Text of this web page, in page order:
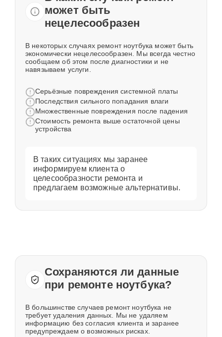
может быть
нецелесообразен
В некоторых случаях ремонт ноутбука может быть
экономически нецелесообразен. Мы всегда честно
сообщаем об этом после диагностики и не
навязываем услуги.
Серьёзные повреждения системной платы
Последствия сильного попадания влаги
Множественные повреждения после падения
Стоимость ремонта выше остаточной цены
устройства
В таких ситуациях мы заранее
информируем клиента о
целесообразности ремонта и
предлагаем возможные альтернативы.
Сохраняются ли данные
при ремонте ноутбука?
В большинстве случаев ремонт ноутбука не
требует удаления данных. Мы не удаляем
информацию без согласия клиента и заранее
предупреждаем о возможных рисках.